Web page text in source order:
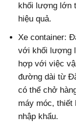
khối lượng lớn
hiệu quả.
Xe container:
với khối lượng
hợp với việc
đường dài từ
có thể chở
máy móc, thiết
nhập khẩu.